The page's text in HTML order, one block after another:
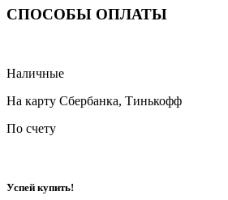
СПОСОБЫ ОПЛАТЫ
Наличные
На карту Сбербанка, Тинькофф
По счету
Успей купить!